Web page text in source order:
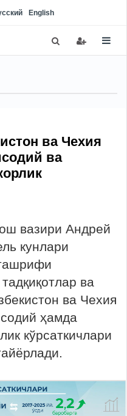
English
ва Чехия
ва
вазири Андрей
кунлари
ва
ва Чехия
ҳамда
кўрсаткичлари